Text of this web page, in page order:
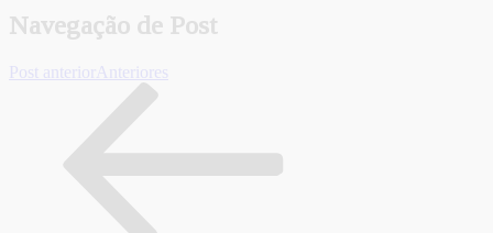
Navegação de Post
Post anterior Anteriores